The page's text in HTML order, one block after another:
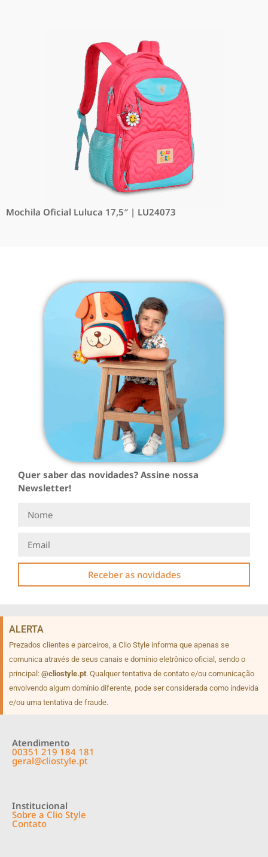
Mochila Oficial Luluca 17,5″ | LU24073
Quer saber das novidades? Assine nossa
Newsletter!
Receber as novidades
ALERTA
Prezados clientes e parceiros, a Clio Style informa que apenas se
comunica através de seus canais e domínio eletrônico oficial, sendo o
principal: @cliostyle.pt. Qualquer tentativa de contato e/ou comunicação
envolvendo algum domínio diferente, pode ser considerada como indevida
e/ou uma tentativa de fraude.
Atendimento
00351 219 184 181
geral@cliostyle.pt
Institucional
Sobre a Clio Style
Contato